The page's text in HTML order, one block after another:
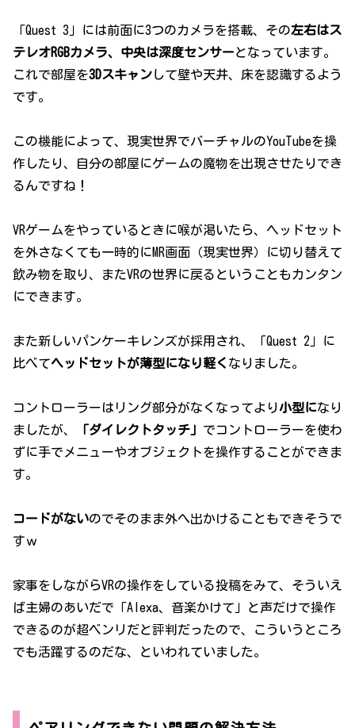
「Quest 3」には前面に3つのカメラを搭載、その左右はス
テレオRGBカメラ、中央は深度センサーとなっています。
これで部屋を3Dスキャンして壁や天井、床を認識するよう
です。
この機能によって、現実世界でバーチャルのYouTubeを操
作したり、自分の部屋にゲームの魔物を出現させたりでき
るんですね！
VRゲームをやっているときに喉が渇いたら、ヘッドセット
を外さなくても一時的にMR画面（現実世界）に切り替えて
飲み物を取り、またVRの世界に戻るということもカンタン
にできます。
また新しいパンケーキレンズが採用され、「Quest 2」に
比べてヘッドセットが薄型になり軽く なりました。
コントローラーはリング部分がなくなってより小型になり
ましたが、
「ダイレクトタッチ」 でコントローラーを使わ
ずに手でメニューやオブジェクトを操作することができま
す。
コードがないのでそのまま外へ出かけることもできそうで
すｗ
家事をしながらVRの操作をしている投稿をみて、そういえ
ば主婦のあいだで「Alexa、音楽かけて」と声だけで操作
できるのが超ベンリだと評判だったので、こういうところ
でも活躍するのだな、といわれていました。